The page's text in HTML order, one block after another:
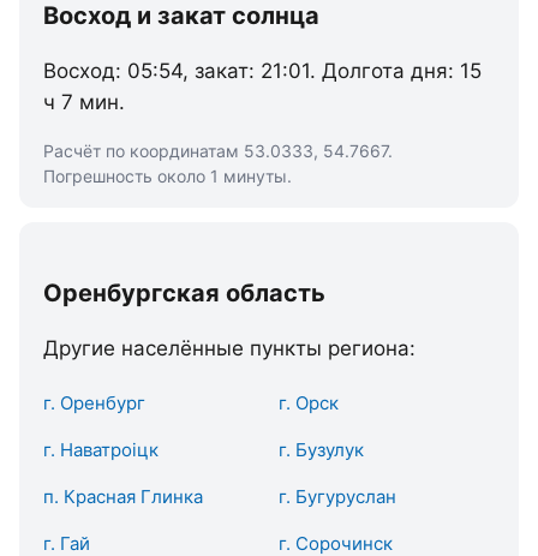
Восход и закат солнца
Восход: 05:54, закат: 21:01. Долгота дня: 15
ч 7 мин.
Расчёт по координатам 53.0333, 54.7667.
Погрешность около 1 минуты.
Оренбургская область
Другие населённые пункты региона:
г. Оренбург г. Орск
г. Наватроіцк г. Бузулук
п. Красная Глинка г. Бугуруслан
г. Гай г. Сорочинск